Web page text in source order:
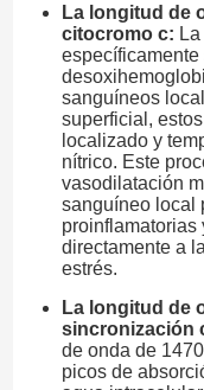
La longitud de
citocromo c:
sanguíneos
superficial,
localizado y
nítrico. Este
vasodilatación
sanguíneo local
proinflamatorias
directamente a
estrés.
La longitud de
sincronización
de onda de
picos de